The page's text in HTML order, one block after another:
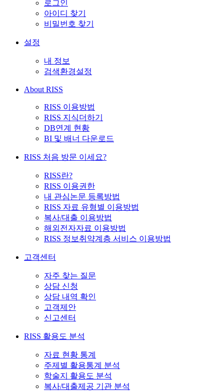
로그인
아이디 찾기
비밀번호 찾기
설정
내 정보
검색환경설정
About RISS
RISS 이용방법
RISS 지식더하기
DB연계 현황
BI 및 배너 다운로드
RISS 처음 방문 이세요?
RISS란?
RISS 이용권한
내 관심논문 등록방법
RISS 자료 유형별 이용방법
복사/대출 이용방법
해외전자자료 이용방법
RISS 정보취약계층 서비스 이용방법
고객센터
자주 찾는 질문
상담 신청
상담 내역 확인
고객제안
신고센터
RISS 활용도 분석
자료 현황 통계
주제별 활용통계 분석
학술지 활용도 분석
복사/대출제공 기관 분석